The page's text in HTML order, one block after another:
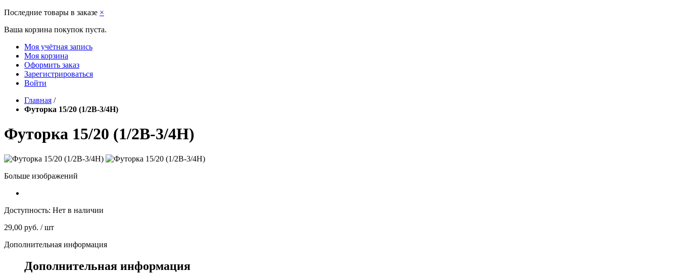
Последние товары в заказе ×
Ваша корзина покупок пуста.
Моя учётная запись
Моя корзина
Оформить заказ
Зарегистрироваться
Войти
Главная /
Футорка 15/20 (1/2В-3/4Н)
Футорка 15/20 (1/2В-3/4Н)
Больше изображений
Доступность: Нет в наличии
29,00 руб. / шт
Дополнительная информация
Дополнительная информация